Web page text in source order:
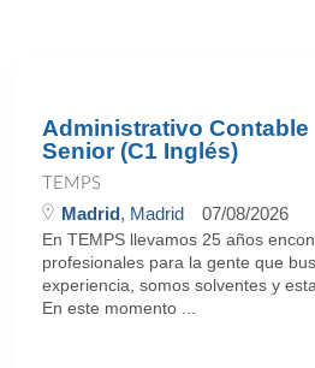
Administrativo Contable
Senior (C1 Inglés)
TEMPS
Madrid, Madrid 07/08/2026
En TEMPS llevamos 25 años
profesionales para la gente que
experiencia, somos solventes y
En este momento ...